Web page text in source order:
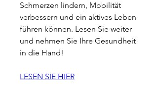
Schmerzen lindern, Mobilität
verbessern und ein aktives Leben
führen können. Lesen Sie weiter
und nehmen Sie Ihre Gesundheit
in die Hand!
LESEN SIE HIER